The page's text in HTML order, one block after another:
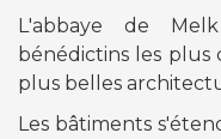
L'abbaye de
bénédictins les
plus belles
Les bâtiments